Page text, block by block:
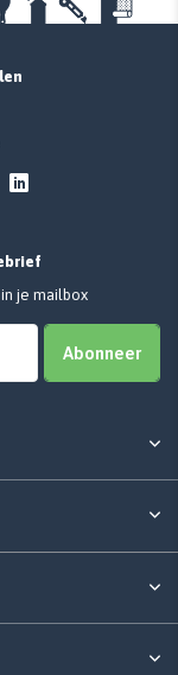
je mailbox
Abonneer